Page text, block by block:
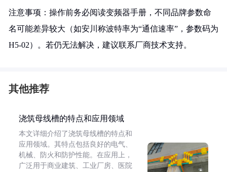
注意事项：操作前务必阅读变频器手册，不同品牌参数命
名可能差异较大（如安川称波特率为“通信速率”，参数码为
H5-02）。若仍无法解决，建议联系厂商技术支持。
其他推荐
浇筑母线槽的特点和应用领域
本文详细介绍了浇筑母线槽的特点和
应用领域。其特点包括良好的电气、
机械、防火和防护性能。在应用上，
广泛用于商业建筑、工业厂房、医院